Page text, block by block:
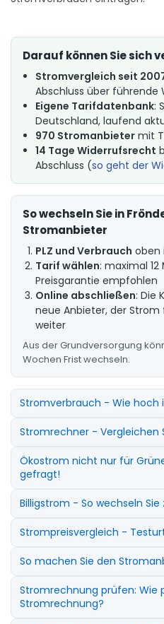
Darauf können Sie sich
Stromvergleich seit
Abschluss über führende
Eigene Tarifdatenbank:
Deutschland, laufend
970 Stromanbieter mit
14 Tage Widerrufsrecht
Abschluss (so geht der
So wechseln Sie in
Stromanbieter
PLZ und Verbrauch oben
Tarif wählen: maximal
Preisgarantie empfohlen
Online abschließen: Die
neue Anbieter, der
weiter
Aus der Grundversorgung
Wochen Frist wechseln.
Stromverbrauch - Wie hoch
Stromrechner - Vergleichen
Ökostrom nicht nur für
gefragt!
Billigstrom - So wechseln
Strompreisvergleich -
So machen Sie den
Stromrechnung prüfen: Wie
Stromrechnung?